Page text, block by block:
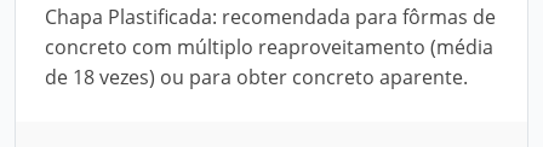
Chapa Plastificada: recomendada para fôrmas de
concreto com múltiplo reaproveitamento (média
de 18 vezes) ou para obter concreto aparente.